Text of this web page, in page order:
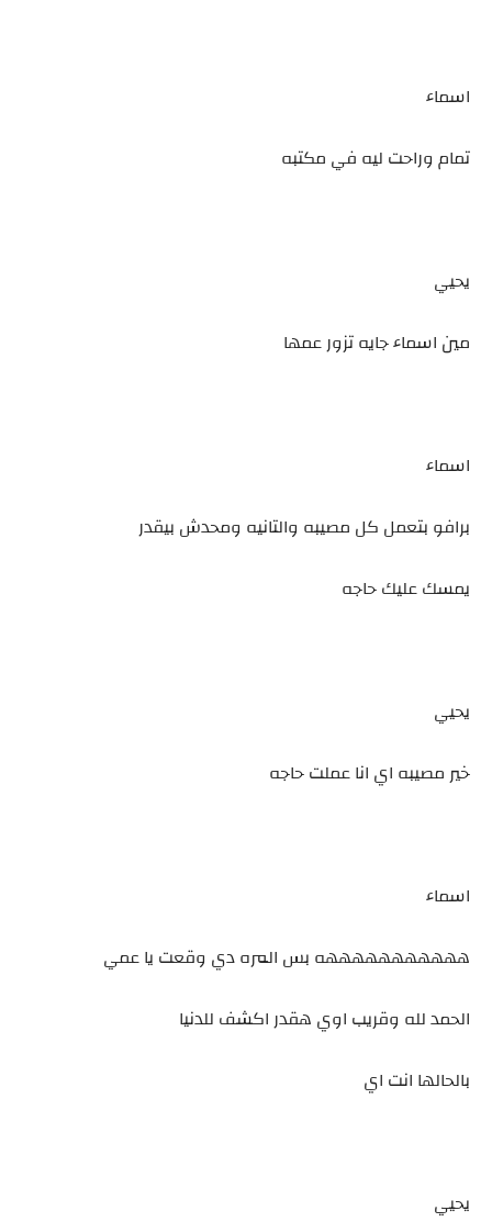
اسماء
تمام وراحت ليه في مكتبه
يحيي
مين اسماء جايه تزور عمها
اسماء
برافو بتعمل كل مصيبه والتانيه ومحدش بيقدر
يمسك عليك حاجه
يحيي
خير مصيبه اي انا عملت حاجه
اسماء
هههههههههههه بس المره دي وقعت يا عمي
الحمد لله وقريب اوي هقدر اكشف للدنيا
بالحالها انت اي
يحيي